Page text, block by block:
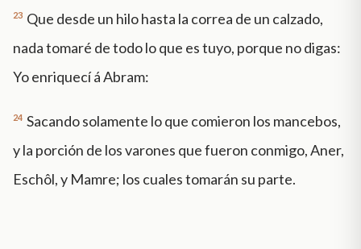
23 Que desde un hilo hasta la correa de un calzado,
nada tomaré de todo lo que es tuyo, porque no digas:
Yo enriquecí á Abram:
24 Sacando solamente lo que comieron los mancebos,
y la porción de los varones que fueron conmigo, Aner,
Eschôl, y Mamre; los cuales tomarán su parte.